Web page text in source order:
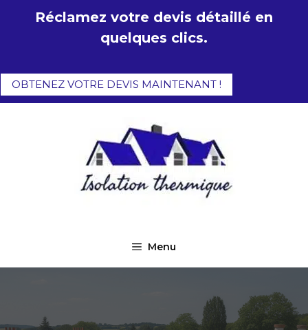
Réclamez votre devis détaillé en
quelques clics.
OBTENEZ VOTRE DEVIS MAINTENANT !
Menu